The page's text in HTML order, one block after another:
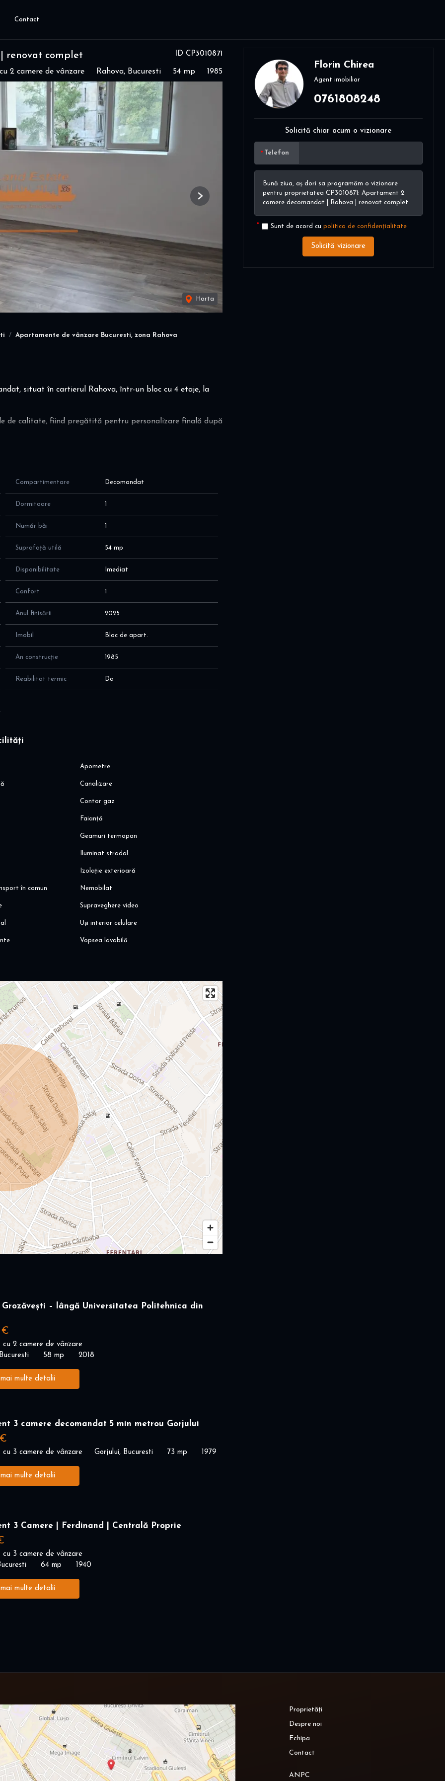
Contact
ID CP3010871
renovat complet
2 camere de vânzare Rahova, Bucuresti 54 mp 1985
Harta
Next
Apartamente de vânzare Bucuresti, zona Rahova
situat în cartierul Rahova, într-un bloc cu 4 etaje, la
de calitate, fiind pregătită pentru personalizare finală după
stăm la dispoziție.
Compartimentare Decomandat
Dormitoare 1
Număr băi 1
Suprafață utilă 54 mp
Disponibilitate Imediat
Confort 1
Anul finisării 2025
Imobil Bloc de apart.
An construcție 1985
Reabilitat termic Da
Apometre
Canalizare
Contor gaz
Faianță
Geamuri termopan
Iluminat stradal
Izolație exterioară
în comun Nemobilat
Supraveghere video
Uși interior celulare
Vopsea lavabilă
Florin Chirea
Agent imobiliar
0761808248
Solicită chiar acum o vizionare
Telefon
Sunt de acord cu politica de confidențialitate
Solicită vizionare
Grozăvești – lângă Universitatea Politehnica din
€
2 camere de vânzare
58 mp 2018
mai multe detalii
3 camere decomandat 5 min metrou Gorjului
3 camere de vânzare Gorjului, Bucuresti 73 mp 1979
mai multe detalii
3 Camere | Ferdinand | Centrală Proprie
3 camere de vânzare
64 mp 1940
mai multe detalii
Proprietăți
Despre noi
Echipa
Contact
ANPC